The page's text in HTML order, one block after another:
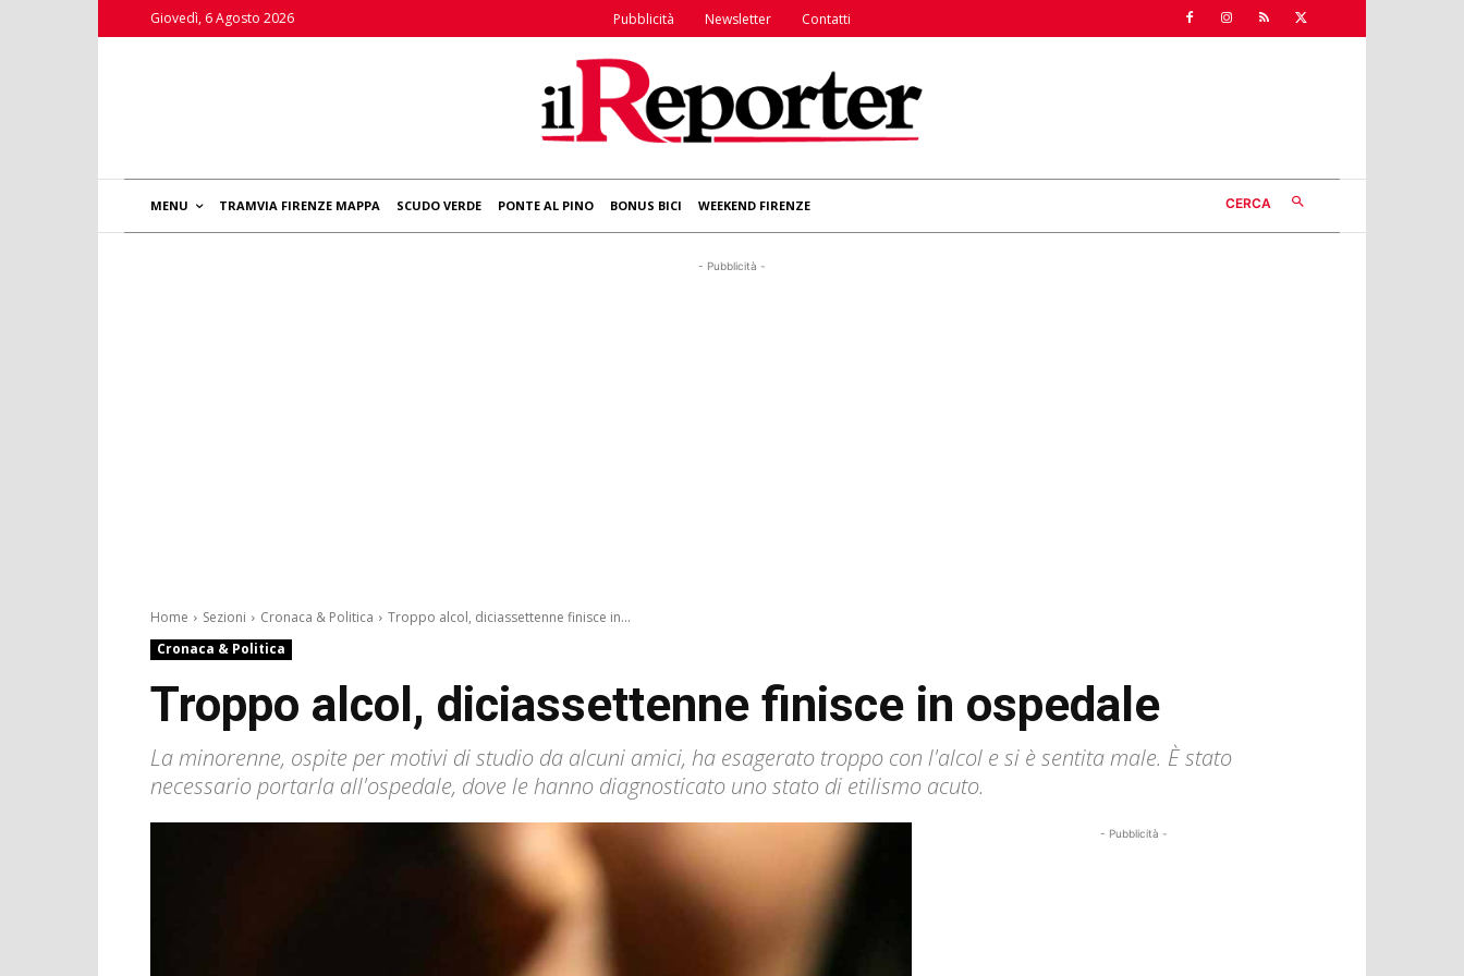
Giovedì, 6 Agosto 2026 Pubblicità Newsletter Contatti
MENU TRAMVIA FIRENZE MAPPA SCUDO VERDE PONTE AL PINO BONUS BICI WEEKEND FIRENZE CERCA
- Pubblicità -
Home Sezioni Cronaca & Politica
Troppo alcol, diciassettenne finisce in...
Cronaca & Politica
Troppo alcol, diciassettenne finisce in ospedale
La minorenne, ospite per motivi di studio da alcuni amici, ha esagerato troppo con l'alcol e si è sentita male. È stato
necessario portarla all'ospedale, dove le hanno diagnosticato uno stato di etilismo acuto.
- Pubblicità -